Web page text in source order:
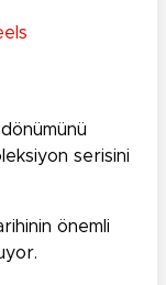
serisini
önemli